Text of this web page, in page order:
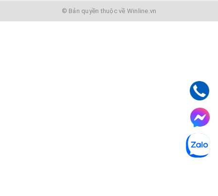
© Bản quyền thuộc về Winline.vn